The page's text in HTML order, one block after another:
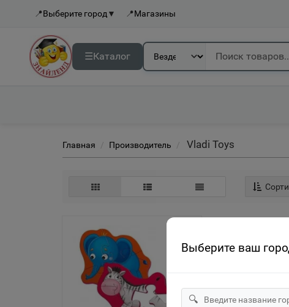
📍Выберите город ▼ 📍Магазины
☰Каталог
Выберите ваш
🔍
Главная Производитель Vladi Toys